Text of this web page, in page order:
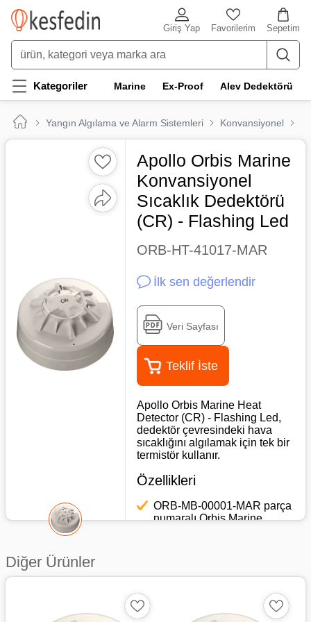
Sepetim
Favorilerim
Giriş Yap
Kategoriler Marine Ex-Proof Alev Dedektörü
Yangın Algılama ve Alarm Sistemleri Konvansiyonel
Apollo Orbis Marine
Konvansiyonel
Sıcaklık Dedektörü
(CR) - Flashing Led
ORB-HT-41017-MAR
İlk sen değerlendir
Veri Sayfası
Teklif İste
Apollo Orbis Marine Heat
Detector (CR) - Flashing Led,
dedektör çevresindeki hava
sıcaklığını algılamak için tek bir
termistör kullanır.
Özellikleri
ORB-MB-00001-MAR parça
numaralı Orbis Marine
uygulamalarda kullanılabilir
Diğer Ürünler